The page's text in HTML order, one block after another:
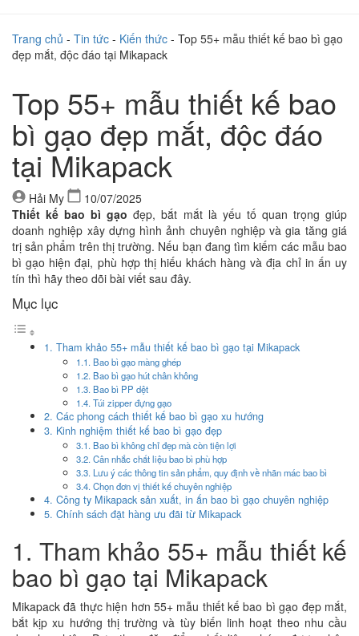
Trang chủ - Tin tức - Kiến thức - Top 55+ mẫu thiết kế bao bì gạo
đẹp mắt, độc đáo tại Mikapack
Top 55+ mẫu thiết kế bao
bì gạo đẹp mắt, độc đáo
tại Mikapack
Hải My
10/07/2025
Thiết kế bao bì gạođẹp, bắt mắt là yếu tố quan trọng giúp
doanh nghiệp xây dựng hình ảnh chuyên nghiệp và gia tăng giá
trị sản phẩm trên thị trường. Nếu bạn đang tìm kiếm các mẫu bao
bì gạo hiện đại, phù hợp thị hiếu khách hàng và địa chỉ in ấn uy
tín thì hãy theo dõi bài viết sau đây.
Mục lục
1. Tham khảo 55+ mẫu thiết kế bao bì gạo tại Mikapack
1.1. Bao bì gạo màng ghép
1.2. Bao bì gạo hút chân không
1.3. Bao bì PP dệt
1.4. Túi zipper đựng gạo
2. Các phong cách thiết kế bao bì gạo xu hướng
3. Kinh nghiệm thiết kế bao bì gạo đẹp
3.1. Bao bì không chỉ đẹp mà còn tiện lợi
3.2. Cân nhắc chất liệu bao bì phù hợp
3.3. Lưu ý các thông tin sản phẩm, quy định về nhãn mác bao bì
3.4. Chọn đơn vị thiết kế chuyên nghiệp
4. Công ty Mikapack sản xuất, in ấn bao bì gạo chuyên nghiệp
5. Chính sách đặt hàng ưu đãi từ Mikapack
1. Tham khảo 55+ mẫu thiết kế
bao bì gạo tại Mikapack
Mikapack đã thực hiện hơn 55+ mẫu thiết kế bao bì gạo đẹp mắt,
bắt kịp xu hướng thị trường và tùy biến linh hoạt theo nhu cầu